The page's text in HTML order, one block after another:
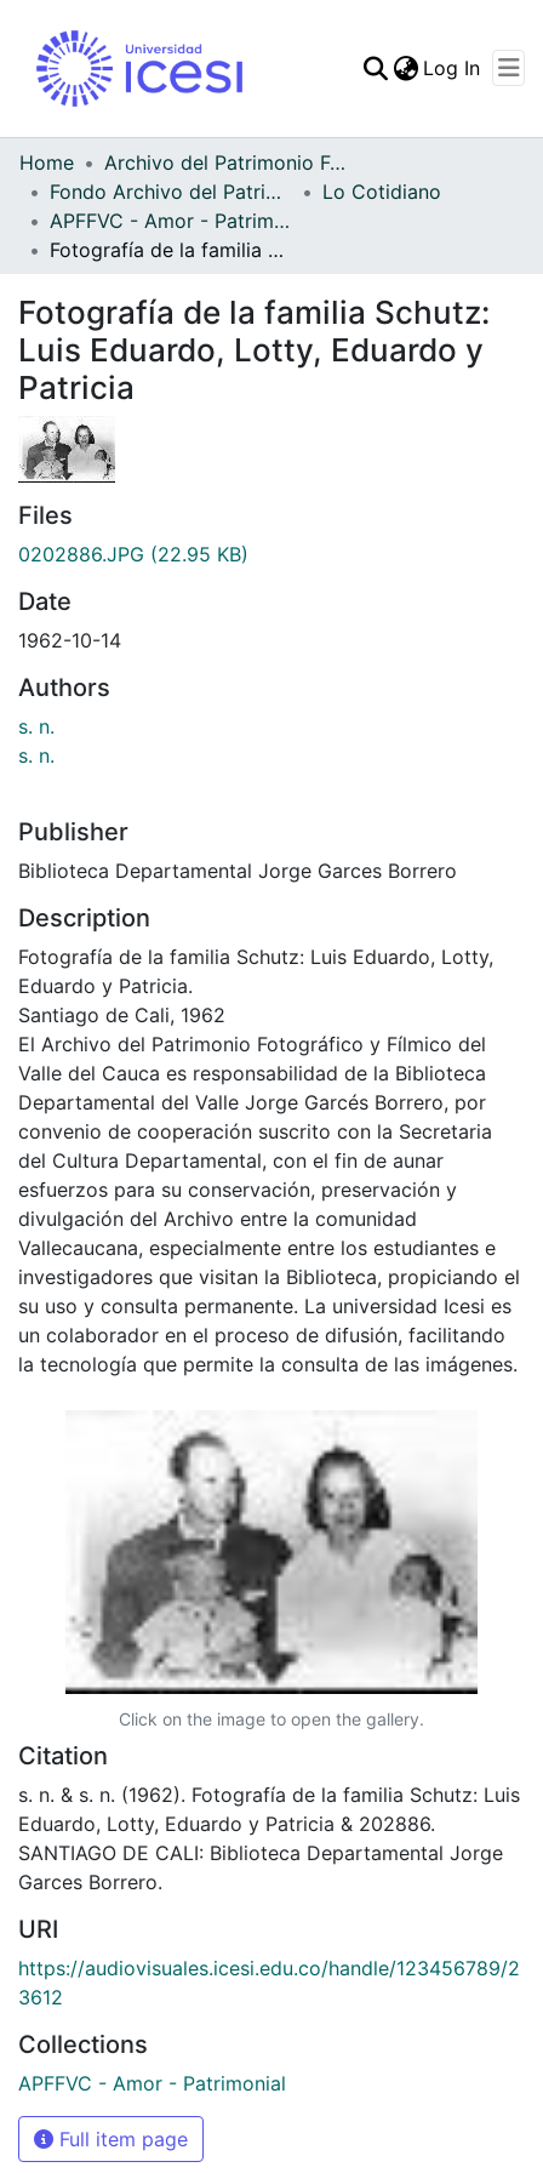
Statistics
Log In
Home
Archivo del Patrimonio Fotográfico y Fílmico del Valle del Cauca
Fondo Archivo del Patrimonio Fotográfico y Fílmico del Valle del Cauca
Lo Cotidiano
APFFVC - Amor - Patrimonial
Fotografía de la familia Schutz: Luis Eduardo, Lotty, Eduardo y Patricia
Fotografía de la familia Schutz:
Luis Eduardo, Lotty, Eduardo y
Patricia
Files
0202886.JPG (22.95 KB)
Date
1962-10-14
Authors
s. n.
s. n.
Publisher
Biblioteca Departamental Jorge Garces Borrero
Description
Fotografía de la familia Schutz: Luis Eduardo, Lotty,
Eduardo y Patricia.
Santiago de Cali, 1962
El Archivo del Patrimonio Fotográfico y Fílmico del
Valle del Cauca es responsabilidad de la Biblioteca
Departamental del Valle Jorge Garcés Borrero, por
convenio de cooperación suscrito con la Secretaria
del Cultura Departamental, con el fin de aunar
esfuerzos para su conservación, preservación y
divulgación del Archivo entre la comunidad
Vallecaucana, especialmente entre los estudiantes e
investigadores que visitan la Biblioteca, propiciando el
su uso y consulta permanente. La universidad Icesi es
un colaborador en el proceso de difusión, facilitando
la tecnología que permite la consulta de las imágenes.
Click on the image to open the gallery.
Citation
s. n. & s. n. (1962). Fotografía de la familia Schutz: Luis
Eduardo, Lotty, Eduardo y Patricia & 202886.
SANTIAGO DE CALI: Biblioteca Departamental Jorge
Garces Borrero.
URI
https://audiovisuales.icesi.edu.co/handle/123456789/2
3612
Collections
APFFVC - Amor - Patrimonial
Full item page